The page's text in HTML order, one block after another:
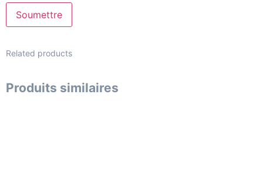
Related products
Produits similaires